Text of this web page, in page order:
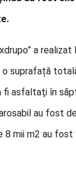
a
suprafață
fi asfaltaţi în
au fost
8 mii m2 au